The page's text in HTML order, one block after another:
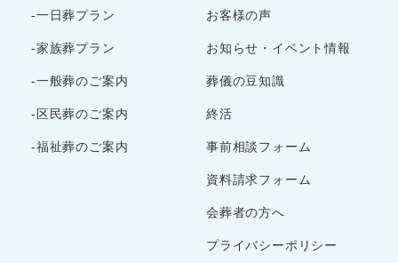
-一日葬プラン
-家族葬プラン
-一般葬のご案内
-区民葬のご案内
-福祉葬のご案内
お客様の声
お知らせ・イベント情報
葬儀の豆知識
終活
事前相談フォーム
資料請求フォーム
会葬者の方へ
プライバシーポリシー